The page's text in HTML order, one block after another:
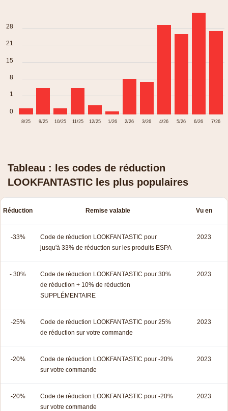
28
21
15
8
1
0
8/25 9/25 10/25 11/25 12/25 1/26 2/26 3/26 4/26 5/26 6/26 7/26
Tableau : les codes de réduction
LOOKFANTASTIC les plus populaires
Réduction Remise valable Vu en
-33%
Code de réduction LOOKFANTASTIC pour
jusqu'à 33% de réduction sur les produits ESPA
2023
- 30%
Code de réduction LOOKFANTASTIC pour 30%
de réduction + 10% de réduction
SUPPLÉMENTAIRE
2023
-25%
Code de réduction LOOKFANTASTIC pour 25%
de réduction sur votre commande
2023
-20%
Code de réduction LOOKFANTASTIC pour -20%
sur votre commande
2023
-20%
Code de réduction LOOKFANTASTIC pour -20%
sur votre commande
2023